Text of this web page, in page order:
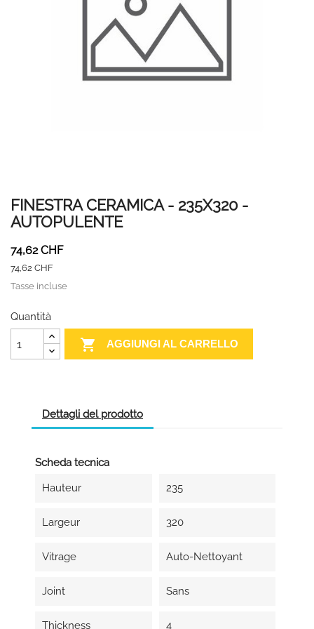
FINESTRA CERAMICA - 235X320 -
AUTOPULENTE
74,62 CHF
74,62 CHF
Tasse incluse
Quantità
 AGGIUNGI AL CARRELLO
Dettagli del prodotto
Scheda tecnica
Hauteur
235
Largeur 320
Vitrage Auto-Nettoyant
Joint Sans
Thickness 4